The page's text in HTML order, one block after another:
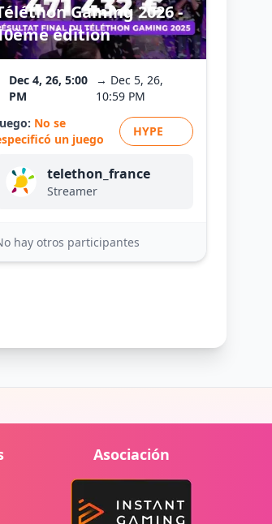
Gaming 2026 -
édition
Dec 4, 26, 5:00
PM
→ Dec 5, 26,
10:59 PM
No se
un juego
HYPE
telethon_france
Streamer
hay otros participantes
Asociación